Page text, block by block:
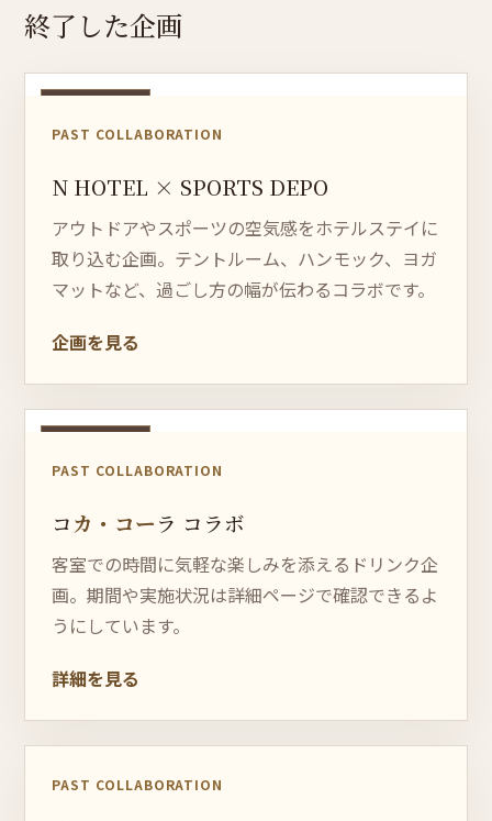
終了した企画
PAST COLLABORATION
N HOTEL × SPORTS DEPO
アウトドアやスポーツの空気感をホテルステイに
取り込む企画。テントルーム、ハンモック、ヨガ
マットなど、過ごし方の幅が伝わるコラボです。
企画を見る
PAST COLLABORATION
コカ・ コーラ コラボ
客室での時間に気軽な楽しみを添えるドリンク企
画。期間や実施状況は詳細ページで確認できるよ
うにしています。
詳細を見る
終了しました
PAST COLLABORATION